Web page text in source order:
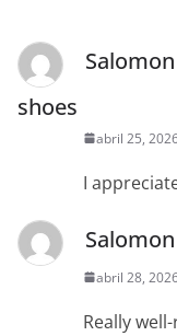
shoes
abril 25,
I
abril 28,
Really